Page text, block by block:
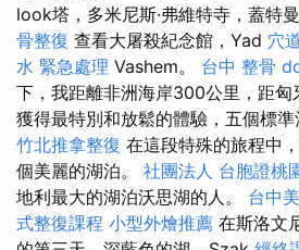
look塔，多米尼斯·弗維特寺，蓋特
骨整復 查看大屠殺紀念館，Yad 穴
水 緊急處理 Vashem。 台中 整骨
下，我距離非洲海岸300公里，距
獲得最特別和放鬆的體驗，五個標準
竹北推拿整復 在這段特殊的旅程中
個美麗的湖泊。 社團法人 台胞證桃
地利最大的湖泊沃思湖的人。 台中
式整復課程 小型外燴推薦 在斯洛文